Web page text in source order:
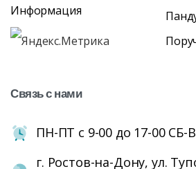
Информация
Связьснами
ПН-ПТ с 9-00 до 17-00
г. Ростов-на-Дону, ул.